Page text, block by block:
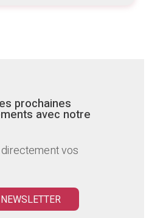
prochaines
avec notre
vos